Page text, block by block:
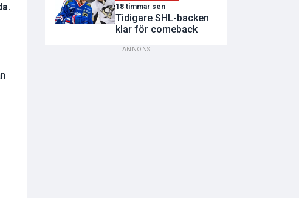
18 timmar sen
Tidigare SHL-backen
klar för comeback
ANNONS